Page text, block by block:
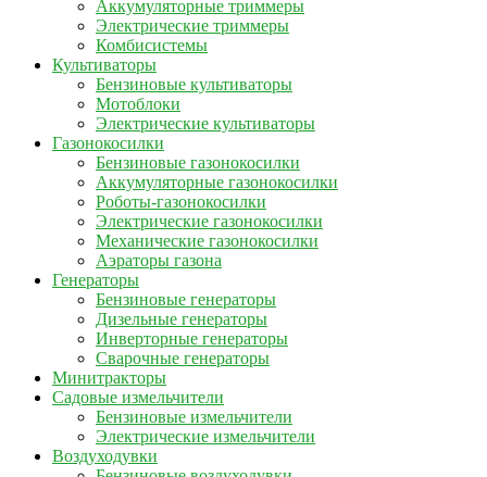
Аккумуляторные триммеры
Электрические триммеры
Комбисистемы
Культиваторы
Бензиновые культиваторы
Мотоблоки
Электрические культиваторы
Газонокосилки
Бензиновые газонокосилки
Аккумуляторные газонокосилки
Роботы-газонокосилки
Электрические газонокосилки
Механические газонокосилки
Аэраторы газона
Генераторы
Бензиновые генераторы
Дизельные генераторы
Инверторные генераторы
Сварочные генераторы
Минитракторы
Садовые измельчители
Бензиновые измельчители
Электрические измельчители
Воздуходувки